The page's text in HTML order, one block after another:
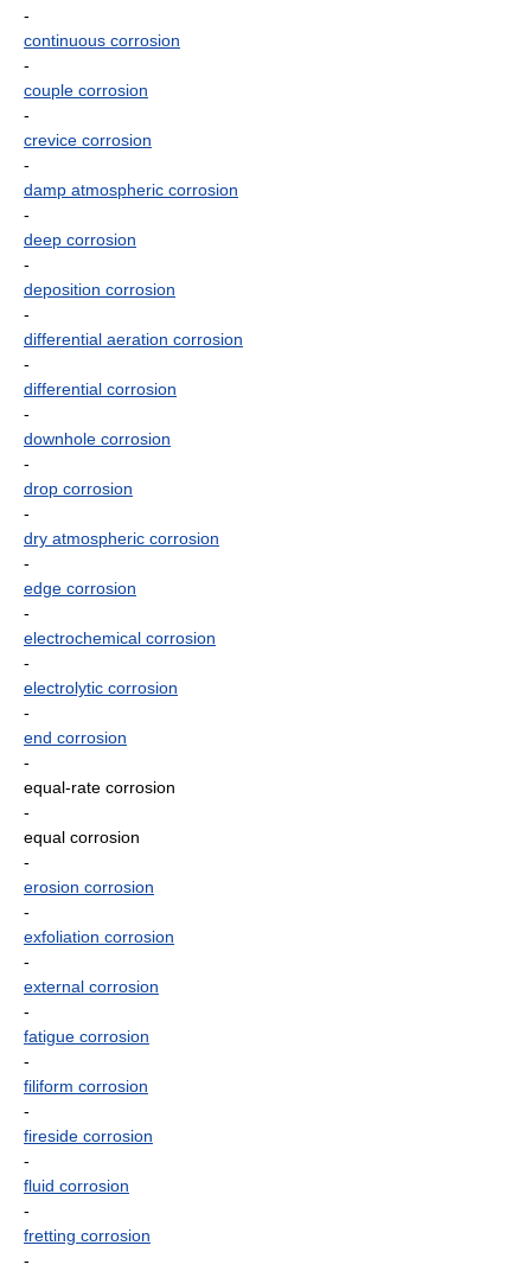
-
continuous corrosion
-
couple corrosion
-
crevice corrosion
-
damp atmospheric corrosion
-
deep corrosion
-
deposition corrosion
-
differential aeration corrosion
-
differential corrosion
-
downhole corrosion
-
drop corrosion
-
dry atmospheric corrosion
-
edge corrosion
-
electrochemical corrosion
-
electrolytic corrosion
-
end corrosion
-
equal-rate corrosion
-
equal corrosion
-
erosion corrosion
-
exfoliation corrosion
-
external corrosion
-
fatigue corrosion
-
filiform corrosion
-
fireside corrosion
-
fluid corrosion
-
fretting corrosion
-